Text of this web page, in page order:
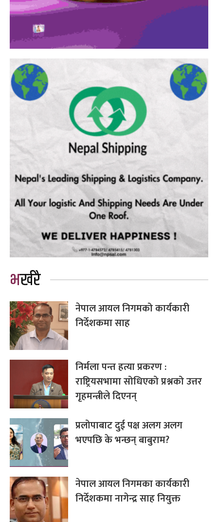
भर्खरै
नेपाल आयल निगमको कार्यकारी
निर्देशकमा साह
निर्मला पन्त हत्या प्रकरण :
राष्ट्रियसभामा सोधिएको प्रश्नको उत्तर
गृहमन्त्रीले दिएनन्
प्रलोपाबाट दुई पक्ष अलग अलग
भएपछि के भन्छन् बाबुराम?
नेपाल आयल निगमका कार्यकारी
निर्देशकमा नागेन्द्र साह नियुक्त